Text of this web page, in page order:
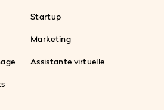
Startup
Marketing
Assistante virtuelle